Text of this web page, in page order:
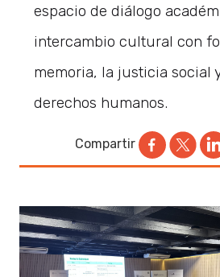
espacio de diálogo
intercambio cultural con
memoria, la justicia social
derechos humanos.
Compartir